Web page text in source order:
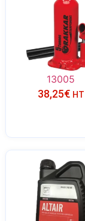
13005
38,25€ HT